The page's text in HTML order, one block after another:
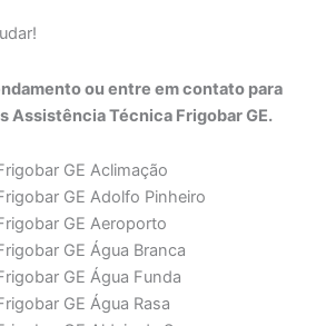
ou entre em contato para
Assistência Técnica Frigobar GE.
GE Aclimação
GE Adolfo Pinheiro
GE Aeroporto
GE Água Branca
GE Água Funda
GE Água Rasa